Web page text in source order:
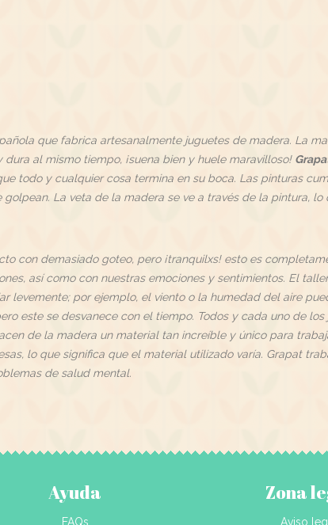
que fabrica artesanalmente juguetes de madera. La
al mismo tiempo, ¡suena bien y huele maravilloso!
todo y cualquier cosa termina en su boca. Las pinturas
golpean. La veta de la madera se ve a través de la pintura,
con demasiado goteo, pero ¡tranquilxs! esto es
así como con nuestras emociones y sentimientos. El
levemente; por ejemplo, el viento o la humedad del aire
este se desvanece con el tiempo. Todos y cada uno de
de la madera un material tan increíble y único para
lo que significa que el material utilizado varía. Grapat
de salud mental.
Ayuda
FAQs
Zona
Aviso